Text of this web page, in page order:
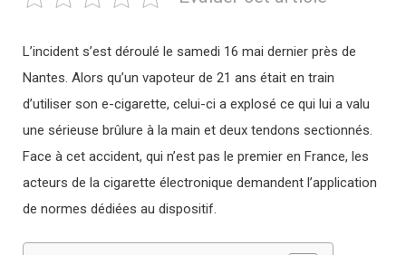
L’incident s’est déroulé le samedi 16 mai dernier près de
Nantes. Alors qu’un vapoteur de 21 ans était en train
d’utiliser son e-cigarette, celui-ci a explosé ce qui lui a valu
une sérieuse brûlure à la main et deux tendons sectionnés.
Face à cet accident, qui n’est pas le premier en France, les
acteurs de la cigarette électronique demandent l’application
de normes dédiées au dispositif.